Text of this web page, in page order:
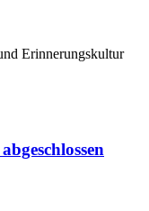
Erinnerungskultur